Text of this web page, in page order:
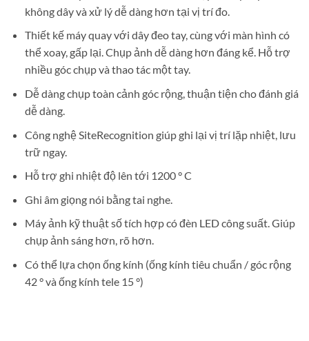
không dây và xử lý dễ dàng hơn tại vị trí đo.
Thiết kế máy quay với dây đeo tay, cùng với màn hình có
thể xoay, gấp lại. Chụp ảnh dễ dàng hơn đáng kể. Hỗ trợ
nhiều góc chụp và thao tác một tay.
Dễ dàng chụp toàn cảnh góc rộng, thuận tiện cho đánh giá
dễ dàng.
Công nghệ SiteRecognition giúp ghi lại vị trí lặp nhiệt, lưu
trữ ngay.
Hỗ trợ ghi nhiệt độ lên tới 1200 ° C
Ghi âm giọng nói bằng tai nghe.
Máy ảnh kỹ thuật số tích hợp có đèn LED công suất. Giúp
chụp ảnh sáng hơn, rõ hơn.
Có thể lựa chọn ống kính (ống kính tiêu chuẩn / góc rộng
42 ° và ống kính tele 15 °)